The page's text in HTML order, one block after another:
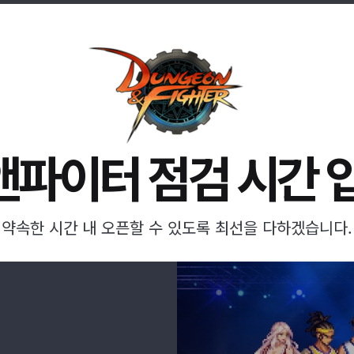
파이터 점검 시간
약속한 시간 내 오픈할 수 있도록 최선을 다하겠습니다.